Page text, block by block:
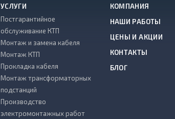
УСЛУГИ
Постгарантийное
обслуживание КТП
Монтаж и замена кабеля
Монтаж КТП
Прокладка кабеля
Монтаж трансформаторных
подстанций
Производство
электромонтажных работ
КОМПАНИЯ
НАШИ РАБОТЫ
ЦЕНЫ И АКЦИИ
КОНТАКТЫ
БЛОГ